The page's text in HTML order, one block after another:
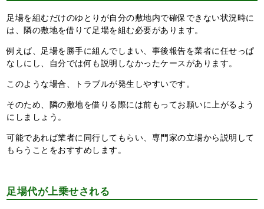
足場を組むだけのゆとりが自分の敷地内で確保できない状況時に
は、隣の敷地を借りて足場を組む必要があります。
例えば、足場を勝手に組んでしまい、事後報告を業者に任せっぱ
なしにし、自分では何も説明しなかったケースがあります。
このような場合、トラブルが発生しやすいです。
そのため、隣の敷地を借りる際には前もってお願いに上がるよう
にしましょう。
可能であれば業者に同行してもらい、専門家の立場から説明して
もらうことをおすすめします。
足場代が上乗せされる